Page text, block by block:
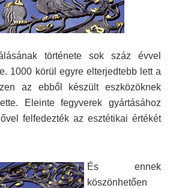
története sok száz évvel
1000 körül egyre elterjedtebb lett a
az ebből készült eszközöknek
Eleinte fegyverek gyártásához
felfedezték az esztétikai értékét
És ennek
köszönhetően